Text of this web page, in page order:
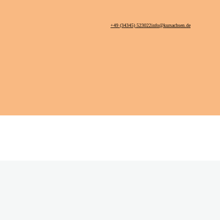
+49 (34345) 523022info@kursachsen.de